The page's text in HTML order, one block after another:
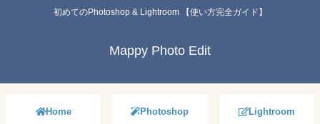
初めてのPhotoshop & Lightroom 【使い方完全ガイド】
Mappy Photo Edit
Home Photoshop Lightroom